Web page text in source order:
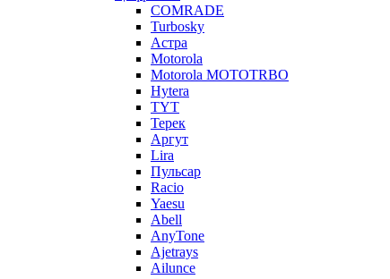
COMRADE
Turbosky
Астра
Motorola
Motorola MOTOTRBO
Hytera
TYT
Терек
Аргут
Lira
Пульсар
Racio
Yaesu
Abell
AnyTone
Ajetrays
Ailunce